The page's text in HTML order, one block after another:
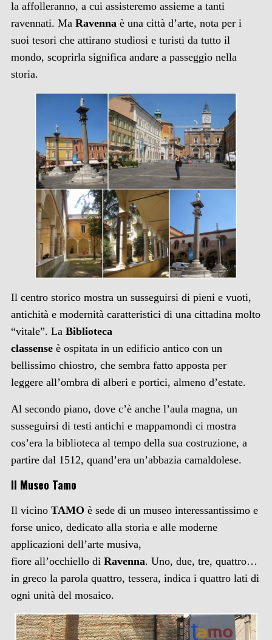
la affolleranno, a cui assisteremo assieme a tanti
ravennati. Ma Ravennaè una città d’arte, nota per i
suoi tesori che attirano studiosi e turisti da tutto il
mondo, scoprirla significa andare a passeggio nella
storia.
Il centro storico mostra un susseguirsi di pieni e vuoti,
antichità e modernità caratteristici di una cittadina molto
“vitale”. La Biblioteca
classenseè ospitata in un edificio antico con un
bellissimo chiostro, che sembra fatto apposta per
leggere all’ombra di alberi e portici, almeno d’estate.
Al secondo piano, dove c’è anche l’aula magna, un
susseguirsi di testi antichi e mappamondi ci mostra
cos’era la biblioteca al tempo della sua costruzione, a
partire dal 1512, quand’era un’abbazia camaldolese.
Il Museo Tamo
Il vicino TAMO è sede di un museo interessantissimo e
forse unico, dedicato alla storia e alle moderne
applicazioni dell’arte musiva,
fiore all’occhiello di Ravenna. Uno, due, tre, quattro…
in greco la parola quattro, tessera, indica i quattro lati di
ogni unità del mosaico.